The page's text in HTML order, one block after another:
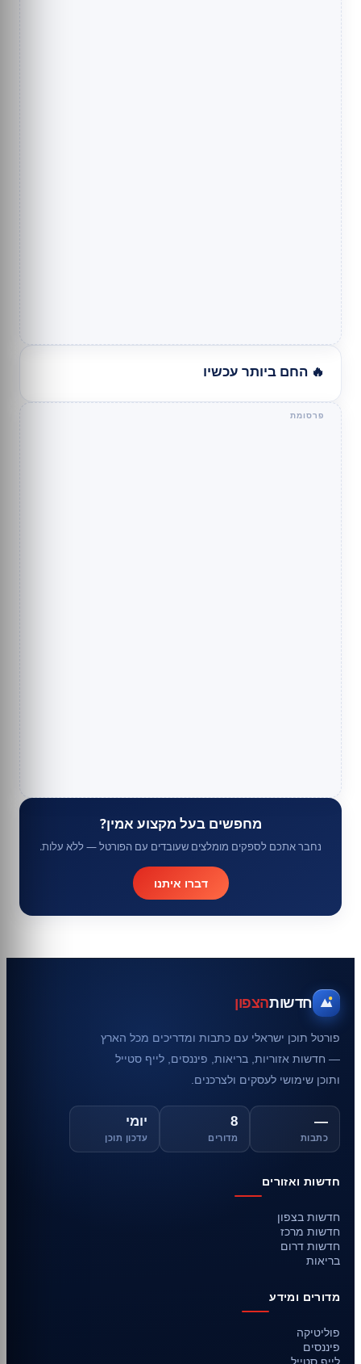
🔥 החם ביותר עכשיו
מחפשים בעל מקצוע אמין?
נחבר אתכם לספקים מומלצים שעובדים עם הפורטל — ללא עלות.
דברו איתנו
חדשותהצפון
פורטל תוכן ישראלי עם כתבות ומדריכים מכל הארץ
— חדשות אזוריות, בריאות, פיננסים, לייף סטייל
ותוכן שימושי לעסקים ולצרכנים.
—
כתבות
8
מדורים
יומי
עדכון תוכן
חדשות ואזורים
חדשות בצפון
חדשות מרכז
חדשות דרום
בריאות
מדורים ומידע
פוליטיקה
פיננסים